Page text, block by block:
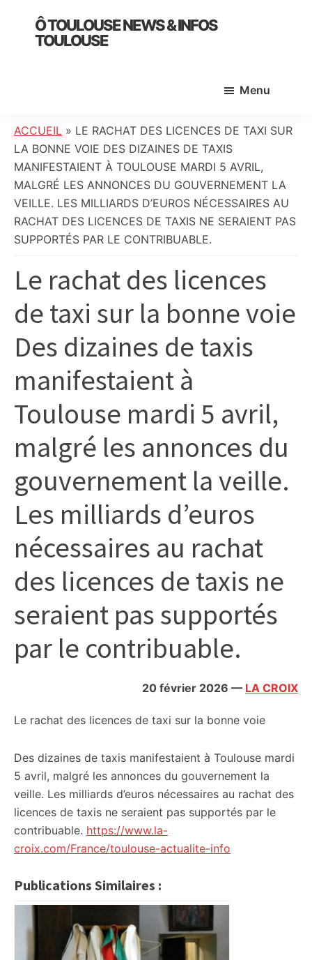
primary
Ô TOULOUSE NEWS & INFOS
TOULOUSE
:
info
locale,
société,
culture,
politique,
météo,
divers
et
initiatives
Menu
ACCUEIL » LE RACHAT DES LICENCES DE TAXI SUR
LA BONNE VOIE DES DIZAINES DE TAXIS
MANIFESTAIENT À TOULOUSE MARDI 5 AVRIL,
MALGRÉ LES ANNONCES DU GOUVERNEMENT LA
VEILLE. LES MILLIARDS D’EUROS NÉCESSAIRES AU
RACHAT DES LICENCES DE TAXIS NE SERAIENT PAS
SUPPORTÉS PAR LE CONTRIBUABLE.
Le rachat des licences
de taxi sur la bonne voie
Des dizaines de taxis
manifestaient à
Toulouse mardi 5 avril,
malgré les annonces du
gouvernement la veille.
Les milliards d’euros
nécessaires au rachat
des licences de taxis ne
seraient pas supportés
par le contribuable.
20 février 2026 — LA CROIX
Le rachat des licences de taxi sur la bonne voie
Des dizaines de taxis manifestaient à Toulouse mardi
5 avril, malgré les annonces du gouvernement la
veille. Les milliards d’euros nécessaires au rachat des
licences de taxis ne seraient pas supportés par le
contribuable. https://www.la-
croix.com/France/toulouse-actualite-info
Publications Similaires :